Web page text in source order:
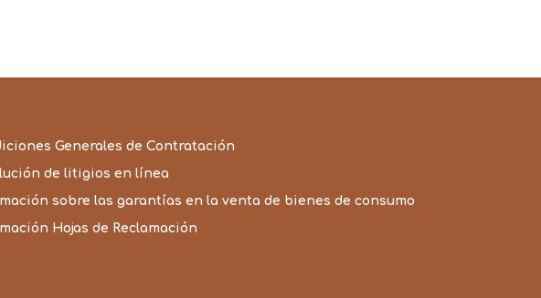
Generales de Contratación
de litigios en línea
sobre las garantías en la venta de bienes de consumo
Hojas de Reclamación